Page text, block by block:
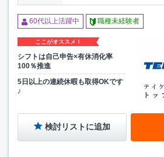
60代以上活躍中 職種未経験者
ここがオススメ！
シフトは自己申告×有休消化率
100％推進
5日以上の連続休暇も取得OKです
♪
検討リストに追加